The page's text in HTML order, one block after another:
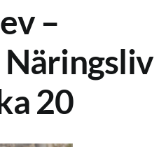
–
20